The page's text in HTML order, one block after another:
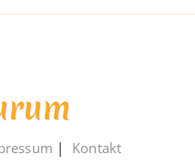
| Kontakt